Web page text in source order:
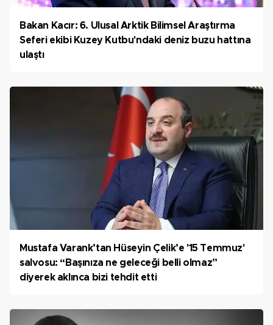
Bakan Kacır: 6. Ulusal Arktik Bilimsel Araştırma
Seferi ekibi Kuzey Kutbu'ndaki deniz buzu hattına
ulaştı
Mustafa Varank’tan Hüseyin Çelik’e '15 Temmuz'
salvosu: “Başınıza ne geleceği belli olmaz”
diyerek aklınca bizi tehdit etti